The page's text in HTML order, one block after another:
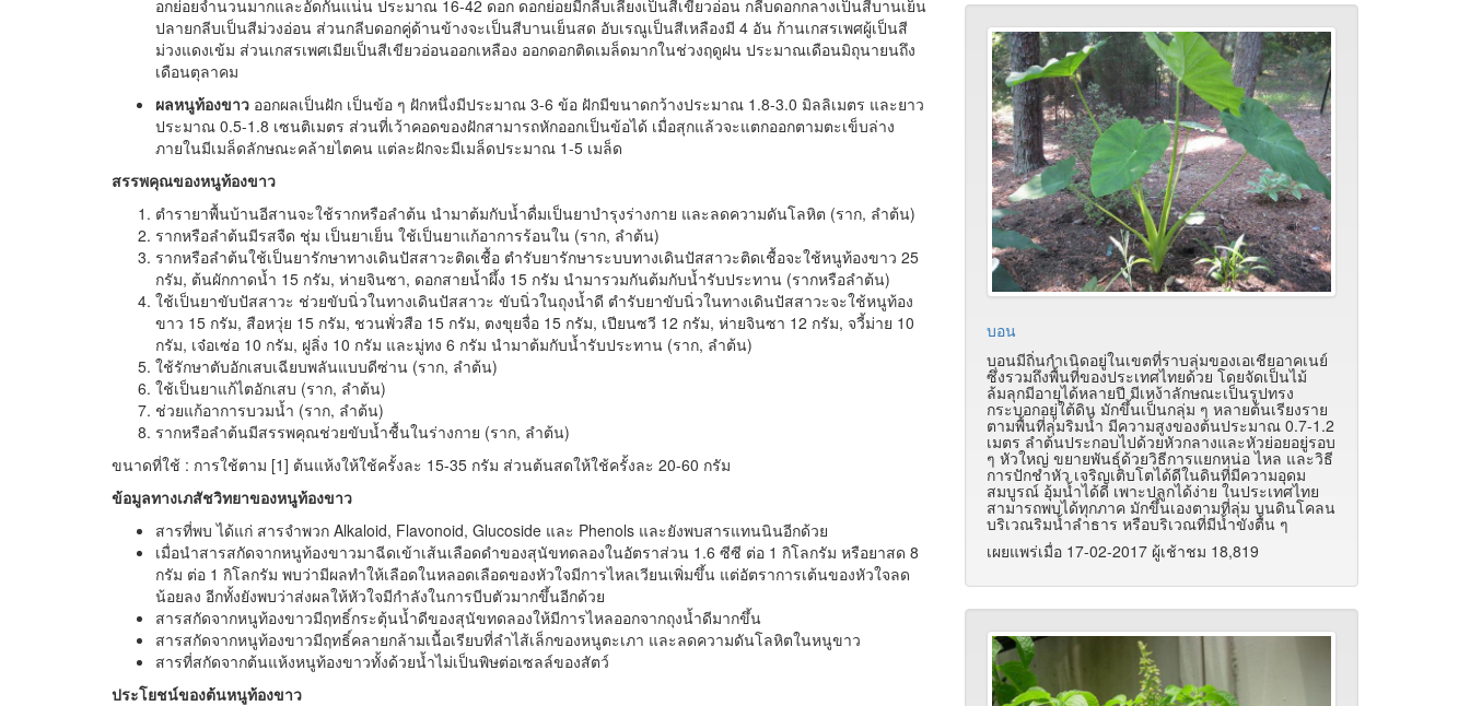
อกย่อยจำนวนมากและอัดกันแน่น ประมาณ 16-42 ดอก ดอกย่อยมีกลีบเลี้ยงเป็นสีเขียวอ่อน กลีบดอกกลางเป็นสีบานเย็น
ปลายกลีบเป็นสีม่วงอ่อน ส่วนกลีบดอกคู่ด้านข้างจะเป็นสีบานเย็นสด อับเรณูเป็นสีเหลืองมี 4 อัน ก้านเกสรเพศผู้เป็นสี
ม่วงแดงเข้ม ส่วนเกสรเพศเมียเป็นสีเขียวอ่อนออกเหลือง ออกดอกติดเมล็ดมากในช่วงฤดูฝน ประมาณเดือนมิถุนายนถึง
เดือนตุลาคม
ผลหนูท้องขาว ออกผลเป็นฝัก เป็นข้อ ๆ ฝักหนึ่งมีประมาณ 3-6 ข้อ ฝักมีขนาดกว้างประมาณ 1.8-3.0 มิลลิเมตร และยาว
ประมาณ 0.5-1.8 เซนติเมตร ส่วนที่เว้าคอดของฝักสามารถหักออกเป็นข้อได้ เมื่อสุกแล้วจะแตกออกตามตะเข็บล่าง
ภายในมีเมล็ดลักษณะคล้ายไตคน แต่ละฝักจะมีเมล็ดประมาณ 1-5 เมล็ด
สรรพคุณของหนูท้องขาว
ตำรายาพื้นบ้านอีสานจะใช้รากหรือลำต้น นำมาต้มกับน้ำดื่มเป็นยาบำรุงร่างกาย และลดความดันโลหิต (ราก, ลำต้น)
รากหรือลำต้นมีรสจืด ชุ่ม เป็นยาเย็น ใช้เป็นยาแก้อาการร้อนใน (ราก, ลำต้น)
รากหรือลำต้นใช้เป็นยารักษาทางเดินปัสสาวะติดเชื้อ ตำรับยารักษาระบบทางเดินปัสสาวะติดเชื้อจะใช้หนูท้องขาว 25
กรัม, ต้นผักกาดน้ำ 15 กรัม, ห่ายจินซา, ดอกสายน้ำผึ้ง 15 กรัม นำมารวมกันต้มกับน้ำรับประทาน (รากหรือลำต้น)
ใช้เป็นยาขับปัสสาวะ ช่วยขับนิ่วในทางเดินปัสสาวะ ขับนิ่วในถุงน้ำดี ตำรับยาขับนิ่วในทางเดินปัสสาวะจะใช้หนูท้อง
ขาว 15 กรัม, สือหวุ่ย 15 กรัม, ชวนพั่วสือ 15 กรัม, ตงขุยจื่อ 15 กรัม, เปียนซวี 12 กรัม, ห่ายจินซา 12 กรัม, จวี้ม่าย 10
กรัม, เจ๋อเซ่อ 10 กรัม, ฝูลิ่ง 10 กรัม และมู่ทง 6 กรัม นำมาต้มกับน้ำรับประทาน (ราก, ลำต้น)
ใช้รักษาตับอักเสบเฉียบพลันแบบดีซ่าน (ราก, ลำต้น)
ใช้เป็นยาแก้ไตอักเสบ (ราก, ลำต้น)
ช่วยแก้อาการบวมน้ำ (ราก, ลำต้น)
รากหรือลำต้นมีสรรพคุณช่วยขับน้ำชื้นในร่างกาย (ราก, ลำต้น)
ขนาดที่ใช้ : การใช้ตาม [1] ต้นแห้งให้ใช้ครั้งละ 15-35 กรัม ส่วนต้นสดให้ใช้ครั้งละ 20-60 กรัม
ข้อมูลทางเภสัชวิทยาของหนูท้องขาว
สารที่พบ ได้แก่ สารจำพวก Alkaloid, Flavonoid, Glucoside และ Phenols และยังพบสารแทนนินอีกด้วย
เมื่อนำสารสกัดจากหนูท้องขาวมาฉีดเข้าเส้นเลือดดำของสุนัขทดลองในอัตราส่วน 1.6 ซีซี ต่อ 1 กิโลกรัม หรือยาสด 8
กรัม ต่อ 1 กิโลกรัม พบว่ามีผลทำให้เลือดในหลอดเลือดของหัวใจมีการไหลเวียนเพิ่มขึ้น แต่อัตราการเต้นของหัวใจลด
น้อยลง อีกทั้งยังพบว่าส่งผลให้หัวใจมีกำลังในการบีบตัวมากขึ้นอีกด้วย
สารสกัดจากหนูท้องขาวมีฤทธิ์กระตุ้นน้ำดีของสุนัขทดลองให้มีการไหลออกจากถุงน้ำดีมากขึ้น
สารสกัดจากหนูท้องขาวมีฤทธิ์คลายกล้ามเนื้อเรียบที่ลำไส้เล็กของหนูตะเภา และลดความดันโลหิตในหนูขาว
สารที่สกัดจากต้นแห้งหนูท้องขาวทั้งด้วยน้ำไม่เป็นพิษต่อเซลล์ของสัตว์
ประโยชน์ของต้นหนูท้องขาว
บอน
บอนมีถิ่นกำเนิดอยู่ในเขตที่ราบลุ่มของเอเชียอาคเนย์
ซึ่งรวมถึงพื้นที่ของประเทศไทยด้วย โดยจัดเป็นไม้
ล้มลุกมีอายุได้หลายปี มีเหง้าลักษณะเป็นรูปทรง
กระบอกอยู่ใต้ดิน มักขึ้นเป็นกลุ่ม ๆ หลายต้นเรียงราย
ตามพื้นที่ลุ่มริมน้ำ มีความสูงของต้นประมาณ 0.7-1.2
เมตร ลำต้นประกอบไปด้วยหัวกลางและหัวย่อยอยู่รอบ
ๆ หัวใหญ่ ขยายพันธุ์ด้วยวิธีการแยกหน่อ ไหล และวิธี
การปักชำหัว เจริญเติบโตได้ดีในดินที่มีความอุดม
สมบูรณ์ อุ้มน้ำได้ดี เพาะปลูกได้ง่าย ในประเทศไทย
สามารถพบได้ทุกภาค มักขึ้นเองตามที่ลุ่ม บนดินโคลน
บริเวณริมน้ำลำธาร หรือบริเวณที่มีน้ำขังตื้น ๆ
เผยแพร่เมื่อ 17-02-2017 ผู้เช้าชม 18,819